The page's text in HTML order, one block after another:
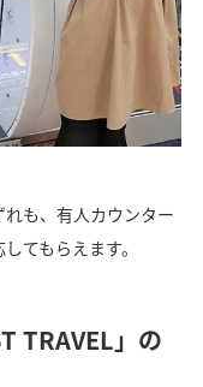
も、有人カウンター
てもらえます。
TRAVEL」の